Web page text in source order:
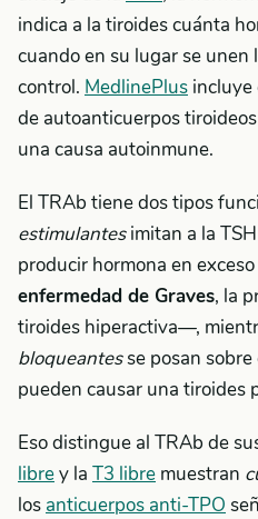
indica a la tiroides cuánta
cuando en su lugar se unen
control. MedlinePlus incluye
de autoanticuerpos
una causa autoinmune.
El TRAb tiene dos tipos
estimulantesimitan a la
producir hormona en
enfermedad de Graves, la
tiroides hiperactiva—,
bloqueantesse posan
pueden causar una tiroides
Eso distingue al TRAb de
librey la T3 libre muestran
los anticuerpos anti-TPO